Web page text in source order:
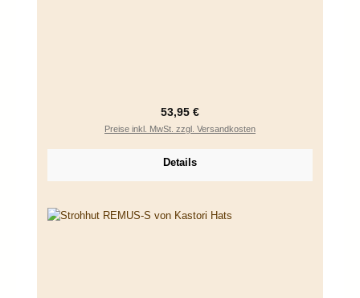
Regulärer Preis:
53,95 €
Preise inkl. MwSt. zzgl. Versandkosten
Details